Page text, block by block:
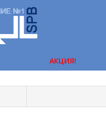
АКЦИЯ!